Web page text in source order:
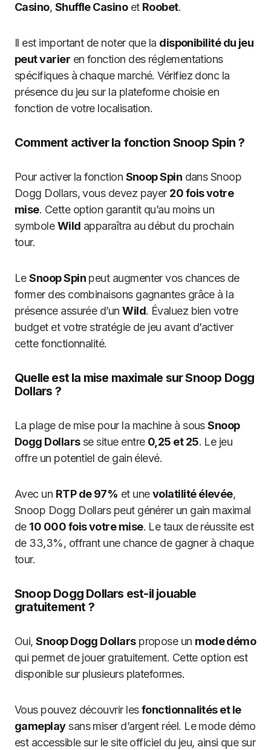
Casino, Shuffle Casinoet Roobet.
Il est important de noter que la disponibilité du jeu
peut varier en fonction des réglementations
spécifiques à chaque marché. Vérifiez donc la
présence du jeu sur la plateforme choisie en
fonction de votre localisation.
Comment activer la fonction Snoop Spin ?
Pour activer la fonction Snoop Spin dans Snoop
Dogg Dollars, vous devez payer 20 fois votre
mise. Cette option garantit qu’au moins un
symboleWild apparaîtra au début du prochain
tour.
LeSnoop Spin peut augmenter vos chances de
former des combinaisons gagnantes grâce à la
présence assurée d’unWild. Évaluez bien votre
budget et votre stratégie de jeu avant d’activer
cette fonctionnalité.
Quelle est la mise maximale sur Snoop Dogg
Dollars ?
La plage de mise pour la machine à sousSnoop
Dogg Dollarsse situe entre 0,25 et 25. Le jeu
offre un potentiel de gain élevé.
Avec un RTP de 97% et unevolatilité élevée,
Snoop Dogg Dollars peut générer un gain maximal
de 10 000 fois votre mise. Le taux de réussite est
de 33,3%, offrant une chance de gagner à chaque
tour.
Snoop Dogg Dollars est-il jouable
gratuitement ?
Oui,Snoop Dogg Dollarspropose un mode démo
qui permet de jouer gratuitement. Cette option est
disponible sur plusieurs plateformes.
Vous pouvez découvrir lesfonctionnalités et le
gameplaysans miser d’argent réel. Le mode démo
est accessible sur le site officiel du jeu, ainsi que sur